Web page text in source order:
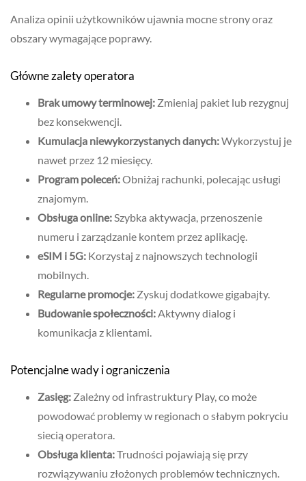
Analiza opinii użytkowników ujawnia mocne strony oraz
obszary wymagające poprawy.
Główne zalety operatora
Brak umowy terminowej: Zmieniaj pakiet lub rezygnuj
bez konsekwencji.
Kumulacja niewykorzystanych danych:Wykorzystuj je
nawet przez 12 miesięcy.
Program poleceń:Obniżaj rachunki, polecając usługi
znajomym.
Obsługa online:Szybka aktywacja, przenoszenie
numeru i zarządzanie kontem przez aplikację.
eSIM i 5G: Korzystaj z najnowszych technologii
mobilnych.
Regularne promocje: Zyskuj dodatkowe gigabajty.
Budowanie społeczności:Aktywny dialog i
komunikacja z klientami.
Potencjalne wady i ograniczenia
Zasięg: Zależny od infrastruktury Play, co może
powodować problemy w regionach o słabym pokryciu
siecią operatora.
Obsługa klienta:Trudności pojawiają się przy
rozwiązywaniu złożonych problemów technicznych.